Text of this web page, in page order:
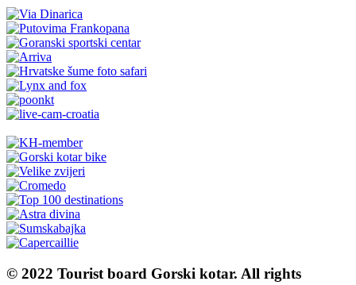
© 2022 Tourist board Gorski kotar. All rights